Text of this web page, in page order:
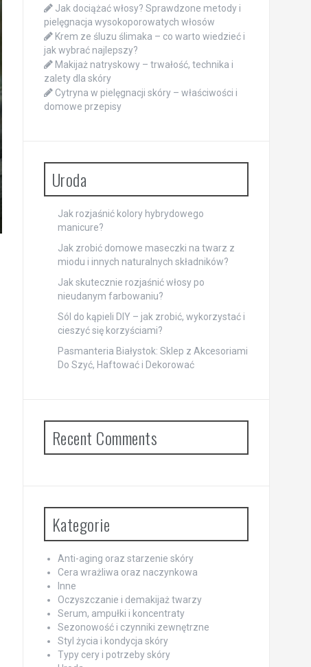
Jak dociążać włosy? Sprawdzone metody i
pielęgnacja wysokoporowatych włosów
Krem ze śluzu ślimaka – co warto wiedzieć i
jak wybrać najlepszy?
Makijaż natryskowy – trwałość, technika i
zalety dla skóry
Cytryna w pielęgnacji skóry – właściwości i
domowe przepisy
Uroda
Jak rozjaśnić kolory hybrydowego
manicure?
Jak zrobić domowe maseczki na twarz z
miodu i innych naturalnych składników?
Jak skutecznie rozjaśnić włosy po
nieudanym farbowaniu?
Sól do kąpieli DIY – jak zrobić, wykorzystać i
cieszyć się korzyściami?
Pasmanteria Białystok: Sklep z Akcesoriami
Do Szyć, Haftować i Dekorować
Recent Comments
Kategorie
Anti-aging oraz starzenie skóry
Cera wrażliwa oraz naczynkowa
Inne
Oczyszczanie i demakijaż twarzy
Serum, ampułki i koncentraty
Sezonowość i czynniki zewnętrzne
Styl życia i kondycja skóry
Typy cery i potrzeby skóry